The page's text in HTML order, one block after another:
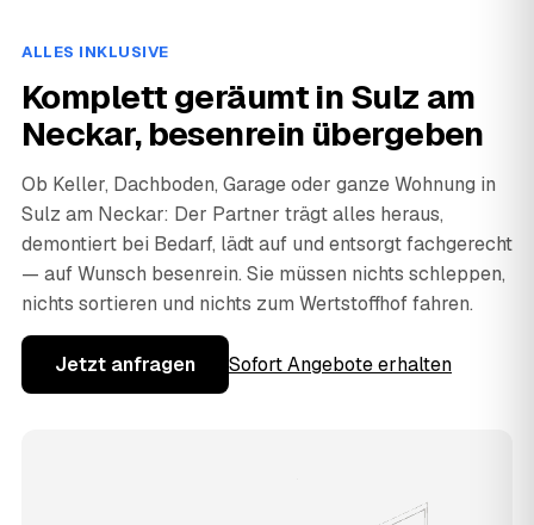
ALLES INKLUSIVE
Komplett geräumt in Sulz am
Neckar, besenrein übergeben
Ob Keller, Dachboden, Garage oder ganze Wohnung in
Sulz am Neckar: Der Partner trägt alles heraus,
demontiert bei Bedarf, lädt auf und entsorgt fachgerecht
— auf Wunsch besenrein. Sie müssen nichts schleppen,
nichts sortieren und nichts zum Wertstoffhof fahren.
Jetzt anfragen Sofort Angebote erhalten